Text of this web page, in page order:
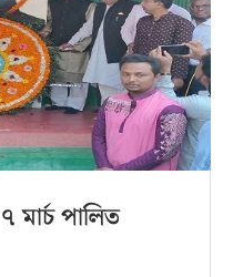
মার্চ পালিত